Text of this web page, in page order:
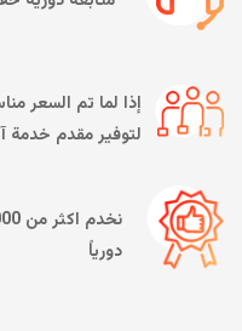
إذا لما تم السعر
لتوفير مقدم خدمة
دورياً